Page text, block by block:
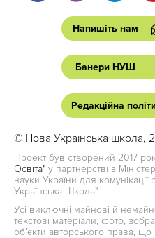
Напишіть нам
Банери НУШ
Редакційна
© Нова Українська школа,
Проект був створений 2017
Освіта" у партнерстві з
науки України для
Українська Школа"
Усі виключні майнові й
текстові матеріали, фото,
об’єкти авторського права, що